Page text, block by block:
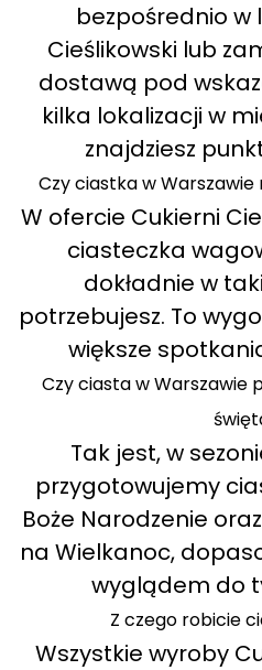
bezpośrednio w
Cieślikowski lub
dostawą pod
kilka lokalizacji w
znajdziesz
Czy ciastka w
W ofercie Cukierni
ciasteczka
dokładnie w
potrzebujesz. To
większe
Czy ciasta w Warszawie
Tak jest, w
przygotowujemy
Boże Narodzenie
na Wielkanoc,
wyglądem do
Z czego robicie
Wszystkie wyroby